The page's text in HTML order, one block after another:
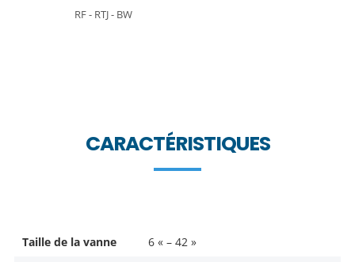
RF - RTJ - BW
CARACTÉRISTIQUES
Taille de la vanne
6 « – 42 »